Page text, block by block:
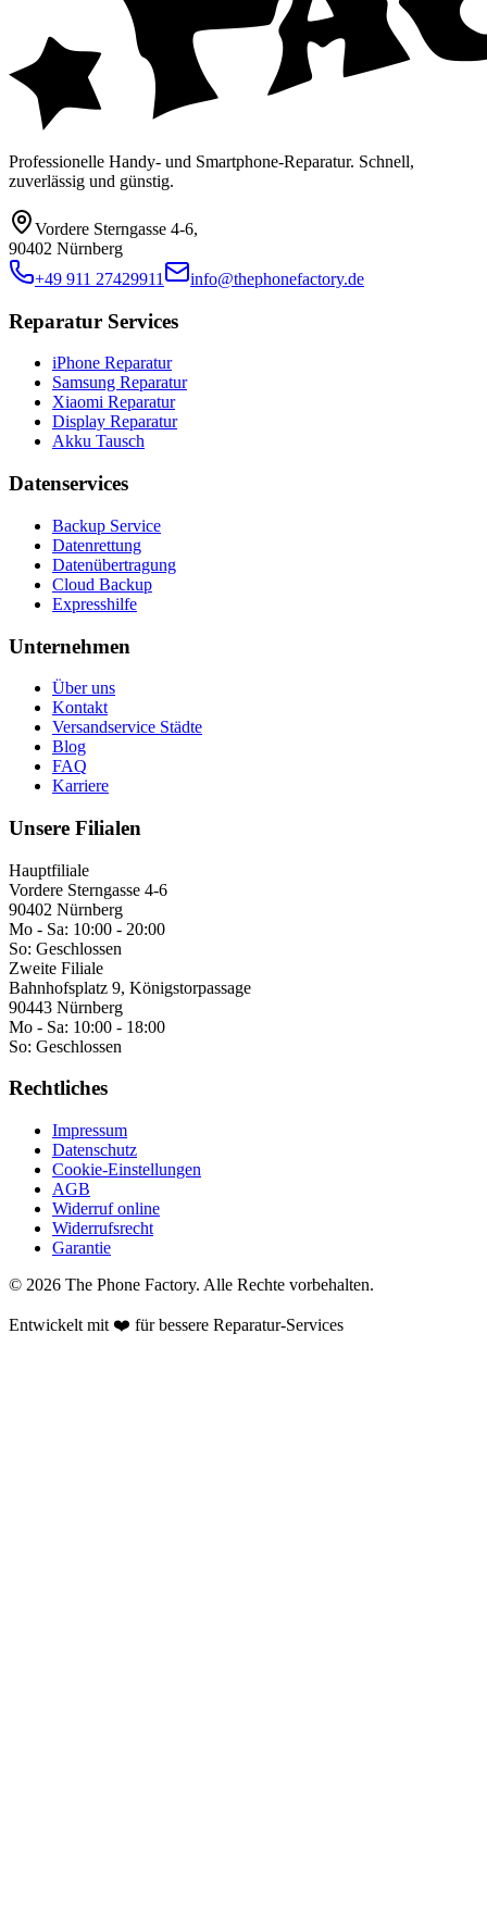
Professionelle Handy- und Smartphone-Reparatur. Schnell,
zuverlässig und günstig.
Vordere Sterngasse 4-6,
90402 Nürnberg
+49 911 27429911
info@thephonefactory.de
Reparatur Services
iPhone Reparatur
Samsung Reparatur
Xiaomi Reparatur
Display Reparatur
Akku Tausch
Datenservices
Backup Service
Datenrettung
Datenübertragung
Cloud Backup
Expresshilfe
Unternehmen
Über uns
Kontakt
Versandservice Städte
Blog
FAQ
Karriere
Unsere Filialen
Hauptfiliale
Vordere Sterngasse 4-6
90402 Nürnberg
Mo - Sa: 10:00 - 20:00
So: Geschlossen
Zweite Filiale
Bahnhofsplatz 9, Königstorpassage
90443 Nürnberg
Mo - Sa: 10:00 - 18:00
So: Geschlossen
Rechtliches
Impressum
Datenschutz
Cookie-Einstellungen
AGB
Widerruf online
Widerrufsrecht
Garantie
© 2026 The Phone Factory. Alle Rechte vorbehalten.
Entwickelt mit ❤️ für bessere Reparatur-Services